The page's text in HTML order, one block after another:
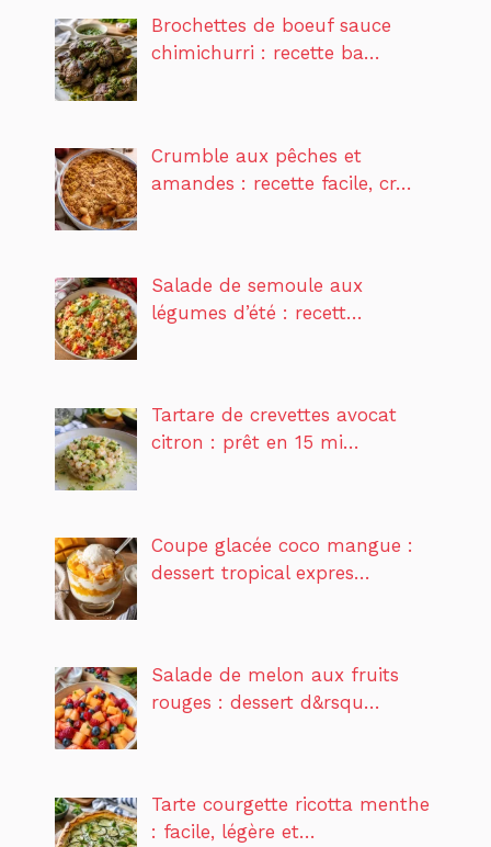
Brochettes de boeuf sauce
chimichurri : recette ba…
Crumble aux pêches et
amandes : recette facile, cr…
Salade de semoule aux
légumes d’été : recett…
Tartare de crevettes avocat
citron : prêt en 15 mi…
Coupe glacée coco mangue :
dessert tropical expres…
Salade de melon aux fruits
rouges : dessert d&rsqu…
Tarte courgette ricotta menthe
: facile, légère et…